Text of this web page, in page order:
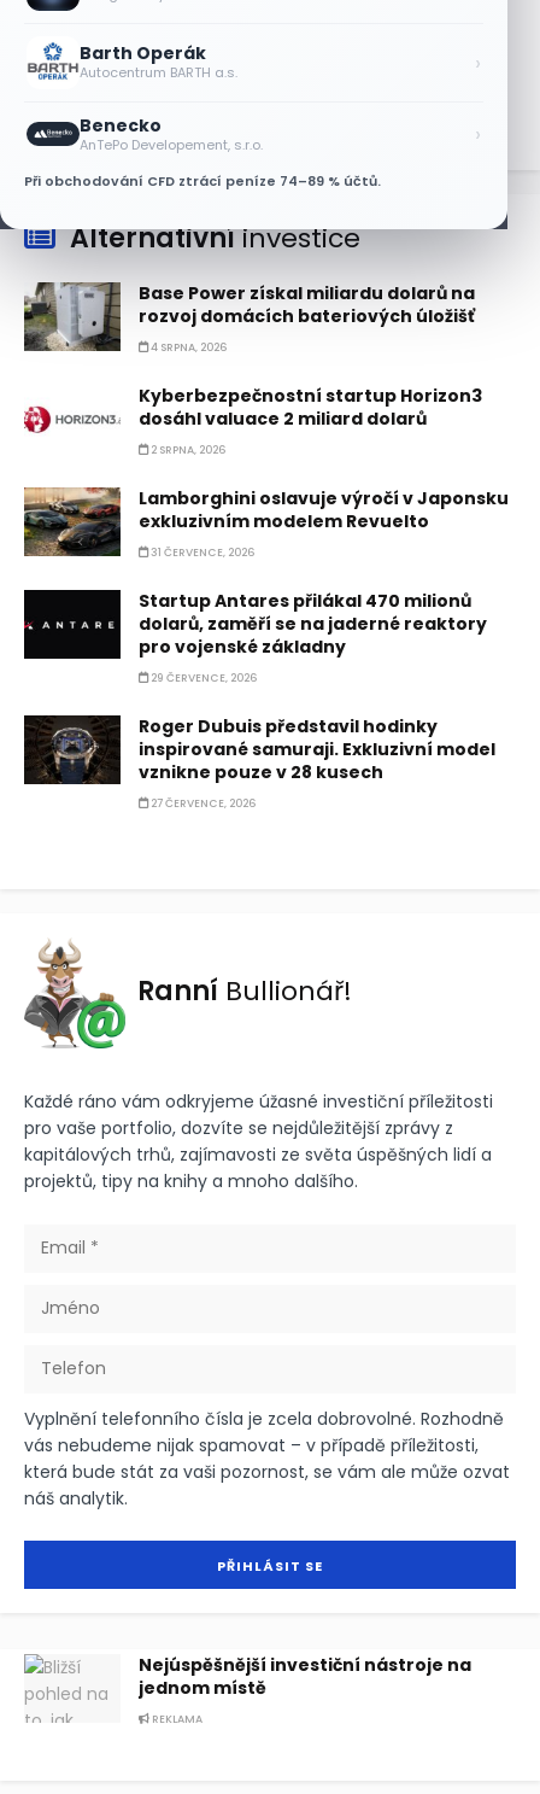
Barth Operák
Autocentrum BARTH a.s. ›
Benecko
AnTePo Developement, s.r.o. ›
Při obchodování CFD ztrácí peníze 74–89 % účtů.
Eli Lilly?
Alternativníinvestice
Base Power získal miliardu dolarů na
rozvoj domácích bateriových úložišť
4 SRPNA, 2026
Kyberbezpečnostní startup Horizon3
dosáhl valuace 2 miliard dolarů
2 SRPNA, 2026
Lamborghini oslavuje výročí v Japonsku
exkluzivním modelem Revuelto
31 ČERVENCE, 2026
Startup Antares přilákal 470 milionů
dolarů, zaměří se na jaderné reaktory
pro vojenské základny
29 ČERVENCE, 2026
Roger Dubuis představil hodinky
inspirované samuraji. Exkluzivní model
vznikne pouze v 28 kusech
27 ČERVENCE, 2026
Ranní Bullionář!
Každé ráno vám odkryjeme úžasné investiční příležitosti
pro vaše portfolio, dozvíte se nejdůležitější zprávy z
kapitálových trhů, zajímavosti ze světa úspěšných lidí a
projektů, tipy na knihy a mnoho dalšího.
Vyplnění telefonního čísla je zcela dobrovolné. Rozhodně
vás nebudeme nijak spamovat – v případě příležitosti,
která bude stát za vaši pozornost, se vám ale může ozvat
náš analytik.
Nejúspěšnější investiční nástroje na
jednom místě
REKLAMA